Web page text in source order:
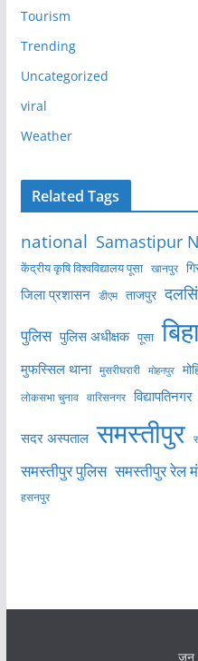
Tourism
Trending
Uncategorized
viral
Weather
Related Tags
national Samastipur
केंद्रीय कृषि विश्वविद्यालय पूसा खानपुर
जिला प्रशासन डीएम ताजपुर
पुलिस पुलिस अधीक्षक पूसा
मुफस्सिल थाना मुसरीघरारी मोहनपुर
लोकसभा चुनाव वारिसनगर विद्यापतिनगर
सदर अस्पताल समस्तीपुर
समस्तीपुर पुलिस समस्तीपुर रेल
हसनपुर
जून